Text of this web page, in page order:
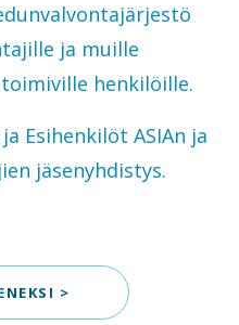
ja muille
henkilöille.
Esihenkilöt ASIAn ja
jäsenyhdistys.
>